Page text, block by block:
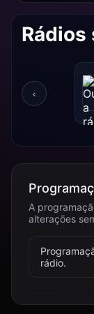
Rádios
‹
A
alterações
rádio.